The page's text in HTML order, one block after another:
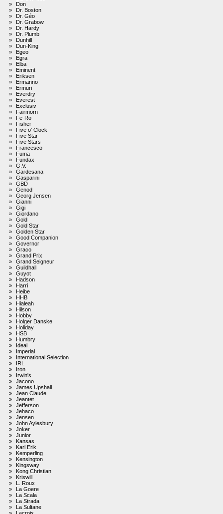
»
Don
»
Dr. Boston
»
Dr. Géo
»
Dr. Grabow
»
Dr. Hardy
»
Dr. Plumb
»
Dunhill
»
Dun-King
»
Egeo
»
Egra
»
Elba
»
Eminent
»
Eriksen
»
Ermanno
»
Ermuri
»
Everdry
»
Everest
»
Exclusiv
»
Fairmorn
»
Fe-Ro
»
Fisher
»
Five o' Clock
»
Five Star
»
Five Stars
»
Francesco
»
Fuma
»
Fundax
»
G.V.
»
Gardesana
»
Gasparini
»
GBD
»
Genod
»
Georg Jensen
»
Gianni
»
Gigi
»
Giordano
»
Gold
»
Gold Star
»
Golden Star
»
Good Companion
»
Governor
»
Graco
»
Grand Prix
»
Grand Seigneur
»
Guildhall
»
Guyot
»
Hadson
»
Harri
»
Heibe
»
HHB
»
Hialeah
»
Hilson
»
Hobby
»
Holger Danske
»
Holiday
»
HSB
»
Humbry
»
Ideal
»
Imperial
»
International Selection
»
IRL
»
Iron
»
Irwin's
»
Jacono
»
James Upshall
»
Jean Claude
»
Jeantet
»
Jefferson
»
Jehaco
»
Jensen
»
John Aylesbury
»
Joker
»
Junior
»
Kansas
»
Karl Erik
»
Kemperling
»
Kensington
»
Kingsway
»
Kong Christian
»
Kriswill
»
L. Roux
»
La Goere
»
La Scala
»
La Strada
»
La Sultane